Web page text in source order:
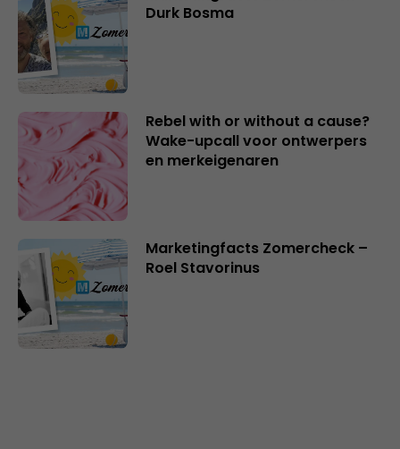
Durk Bosma
Rebel with or without a cause?
Wake-upcall voor ontwerpers
en merkeigenaren
Marketingfacts Zomercheck –
Roel Stavorinus